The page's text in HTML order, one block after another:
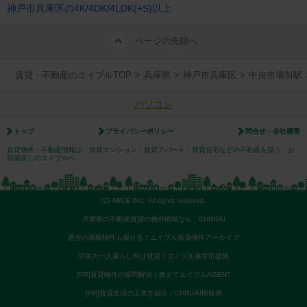
神戸市兵庫区の4K/4DK/4LDK(+S)以上
ページの先頭へ
賃貸・不動産のエイブルTOP > 兵庫県 > 神戸市兵庫区 > 中央市場前駅
パソコン
トップ プライバシーポリシー 問合せ・会社概要
賃貸物件・不動産情報は、賃貸マンション・賃貸アパート・賃貸住宅などの不動産を扱う、お
部屋探しのエイブルへ
(C) ABLE INC. All rights reserved.
兵庫県の不動産賃貸の物件情報なら CHINTAI
過去の掲載物件も探せる！エイブル賃貸物件アーカイブ
学生の一人暮らし向け賃貸！エイブル進学応援部
[PR]賃貸物件の疑問解決！教えてエイブルAGENT
[PR]賃貸生活の工夫を紹介！CHINTAI情報局